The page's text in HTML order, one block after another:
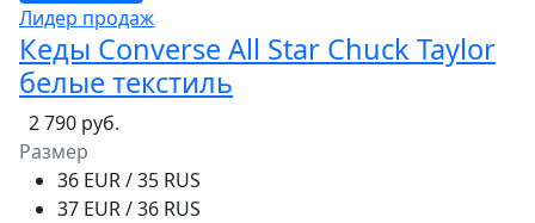
Лидер продаж
Кеды Converse All Star Chuck Taylor
белые текстиль
2 790 руб.
Размер
36 EUR / 35 RUS
37 EUR / 36 RUS